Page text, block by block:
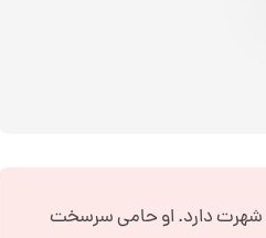
شهرت دارد. او حامی سرسخت